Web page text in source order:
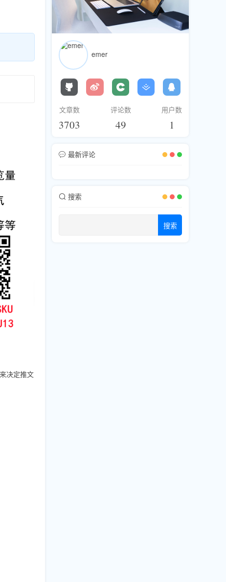
决定推文
emer
文章数
3703
评论数
49
用户数
1
最新评论
搜索
搜索